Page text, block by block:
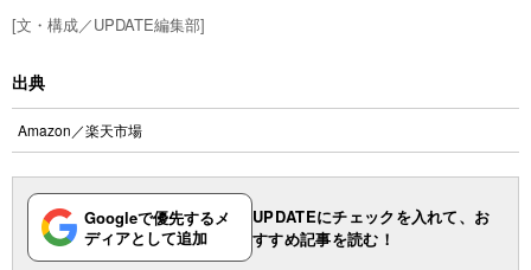
[文・構成／UPDATE編集部]
出典
Amazon／楽天市場
Googleで優先するメ
ディアとして追加
UPDATEにチェックを入れて、お
すすめ記事を読む！